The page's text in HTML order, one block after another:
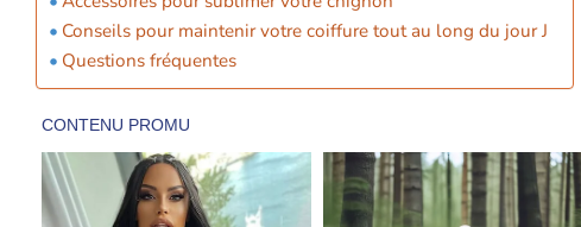
Conseils pour maintenir votre coiffure tout au long du jour J
Questions fréquentes